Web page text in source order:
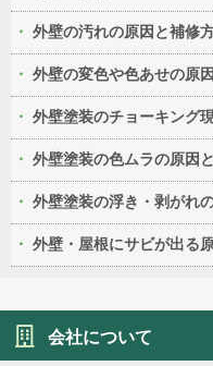
外壁の汚れの原因と補修
外壁の変色や色あせの原
外壁塗装のチョーキング
外壁塗装の色ムラの原因
外壁塗装の浮き・剥がれ
外壁・屋根にサビが出る
会社について